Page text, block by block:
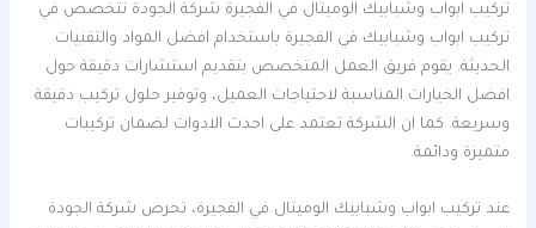
تركيب ابواب وشبابيك الوميتال في الفجيرة شركة الجودة تتخصص في
تركيب ابواب وشبابيك في الفجيرة باستخدام افضل المواد والتقنيات
الحديثة. يقوم فريق العمل المتخصص بتقديم استشارات دقيقة حول
افضل الخيارات المناسبة لاحتياجات العميل، وتوفير حلول تركيب دقيقة
وسريعة. كما ان الشركة تعتمد على احدث الادوات لضمان تركيبات
متميزة ودائمة.
عند تركيب ابواب وشبابيك الوميتال في الفجيرة، تحرص شركة الجودة